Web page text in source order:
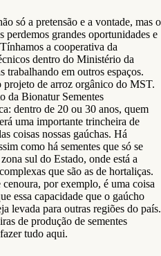
só a pretensão e a vontade, mas o
perdemos grandes oportunidades e
a cooperativa da
dentro do Ministério da
trabalhando em outros espaços.
projeto de arroz orgânico do MST.
da Bionatur Sementes
dentro de 20 ou 30 anos, quem
uma importante trincheira de
coisas nossas gaúchas. Há
como há sementes que só se
sul do Estado, onde está a
que são as de hortaliças.
por exemplo, é uma coisa
essa capacidade que o gaúcho
levada para outras regiões do país.
de produção de sementes
tudo aqui.